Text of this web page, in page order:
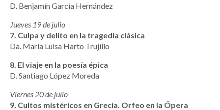
D. Benjamín García Hernández
Jueves 19 de julio
7. Culpa y delito en la tragedia clásica
Da. María Luisa Harto Trujillo
8. El viaje en la poesía épica
D. Santiago López Moreda
Viernes 20 de julio
9. Cultos mistéricos en Grecia. Orfeo en la Ópera